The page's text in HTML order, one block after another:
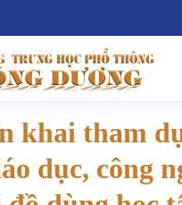
khai tham
dục, công